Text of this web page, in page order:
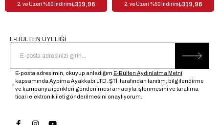
2. ve Üzeri %50 İndirim₺319,96 2. ve Üzeri %50 İndirim₺319,96
E-BÜLTEN ÜYELİĞİ
E-posta adresimin, okuyup anladığım E-Bülten Aydınlatma Metni
kapsamında Aypima Ayakkabı LTD. ŞTİ. tarafından tanıtım, bilgilendirme
ve kampanya içerikleri gönderilmesi amacıyla işlenmesini ve tarafıma
ticari elektronik ileti gönderilmesini onaylıyorum.